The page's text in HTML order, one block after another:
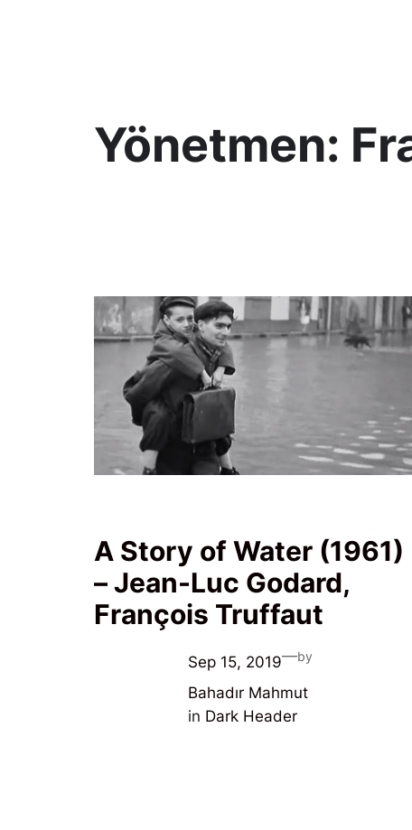
Yönetmen:
A Story of Water (1961)
– Jean-Luc Godard,
François Truffaut
Sep 15, 2019—by
Bahadır Mahmut
in Dark Header